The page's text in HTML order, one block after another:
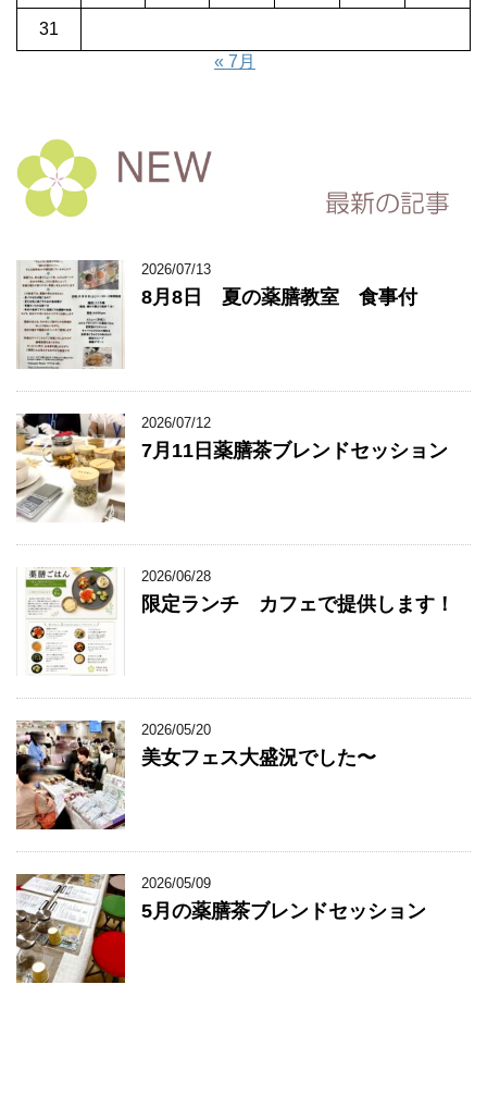
31
« 7月
2026/07/13
8月8日 夏の薬膳教室 食事付
2026/07/12
7月11日薬膳茶ブレンドセッション
2026/06/28
限定ランチ カフェで提供します！
2026/05/20
美女フェス大盛況でした〜
2026/05/09
5月の薬膳茶ブレンドセッション